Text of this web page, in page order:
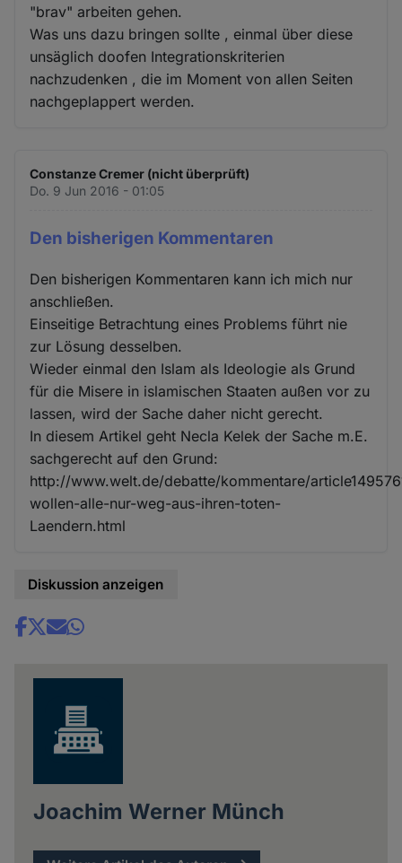
"brav" arbeiten gehen.
Was uns dazu bringen sollte , einmal über diese
unsäglich doofen Integrationskriterien
nachzudenken , die im Moment von allen Seiten
nachgeplappert werden.
Constanze Cremer (nicht überprüft)
Do. 9 Jun 2016 - 01:05
Den bisherigen Kommentaren
Den bisherigen Kommentaren kann ich mich nur
anschließen.
Einseitige Betrachtung eines Problems führt nie
zur Lösung desselben.
Wieder einmal den Islam als Ideologie als Grund
für die Misere in islamischen Staaten außen vor zu
lassen, wird der Sache daher nicht gerecht.
In diesem Artikel geht Necla Kelek der Sache m.E.
sachgerecht auf den Grund:
http://www.welt.de/debatte/kommentare/
wollen-alle-nur-weg-aus-ihren-toten-
Laendern.html
Diskussion anzeigen
Share
Joachim Werner Münch